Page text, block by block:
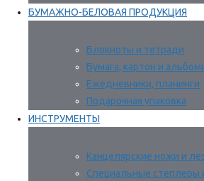
БУМАЖНО-БЕЛОВАЯ ПРОДУКЦИЯ
Блокноты и тетради
Бумага, картон и
Ежедневники, планинги
Подарочная упаковка
ИНСТРУМЕНТЫ
Канцелярские ножи и
Специальные степлеры